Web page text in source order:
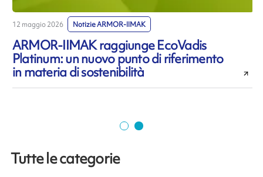
12 maggio 2026 Notizie ARMOR-IIMAK
ARMOR-IIMAK raggiunge EcoVadis
Platinum: un nuovo punto di riferimento
in materia di sostenibilità
Tutte le categorie